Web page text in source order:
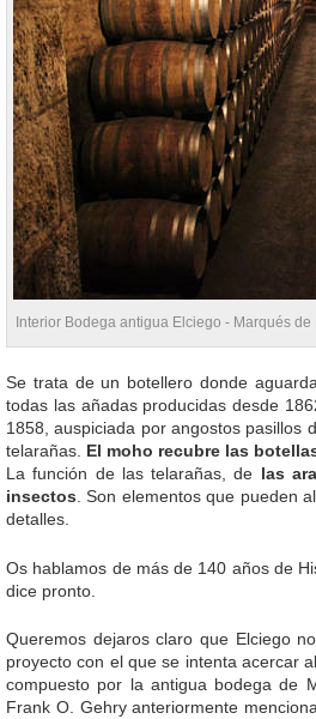
Interior Bodega antigua Elciego - Marqués
Se trata de un botellero donde
todas las añadas producidas desde
1858, auspiciada por angostos pasillos
telarañas. El moho recubre las
La función de las telarañas, de las
insectos . Son elementos que pueden
detalles.
Os hablamos de más de 140 años de
dice pronto.
Queremos dejaros claro que Elciego
proyecto con el que se intenta acercar
compuesto por la antigua bodega de
Frank O. Gehry anteriormente